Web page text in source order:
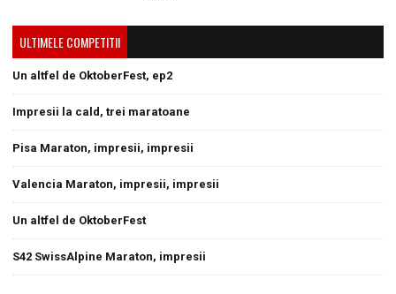
ULTIMELE COMPETITII
Un altfel de OktoberFest, ep2
Impresii la cald, trei maratoane
Pisa Maraton, impresii, impresii
Valencia Maraton, impresii, impresii
Un altfel de OktoberFest
S42 SwissAlpine Maraton, impresii